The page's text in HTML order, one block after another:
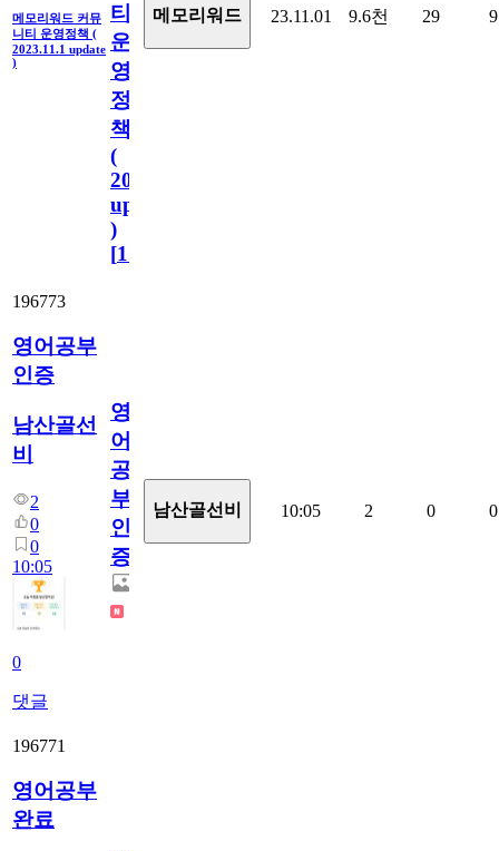
메모리워드 커뮤
니티 운영정책 (
2023.11.1 update
)
티
운
영
정
책
(
2023.11.1
update
)
[110
메모리워드 23.11.01 9.6천 29 9
196773
영어공부
인증
남산골선
비
2
0
0
10:05
0
댓글
영
어
공
부
인
증
남산골선비 10:05 2 0 0
196771
영어공부
완료